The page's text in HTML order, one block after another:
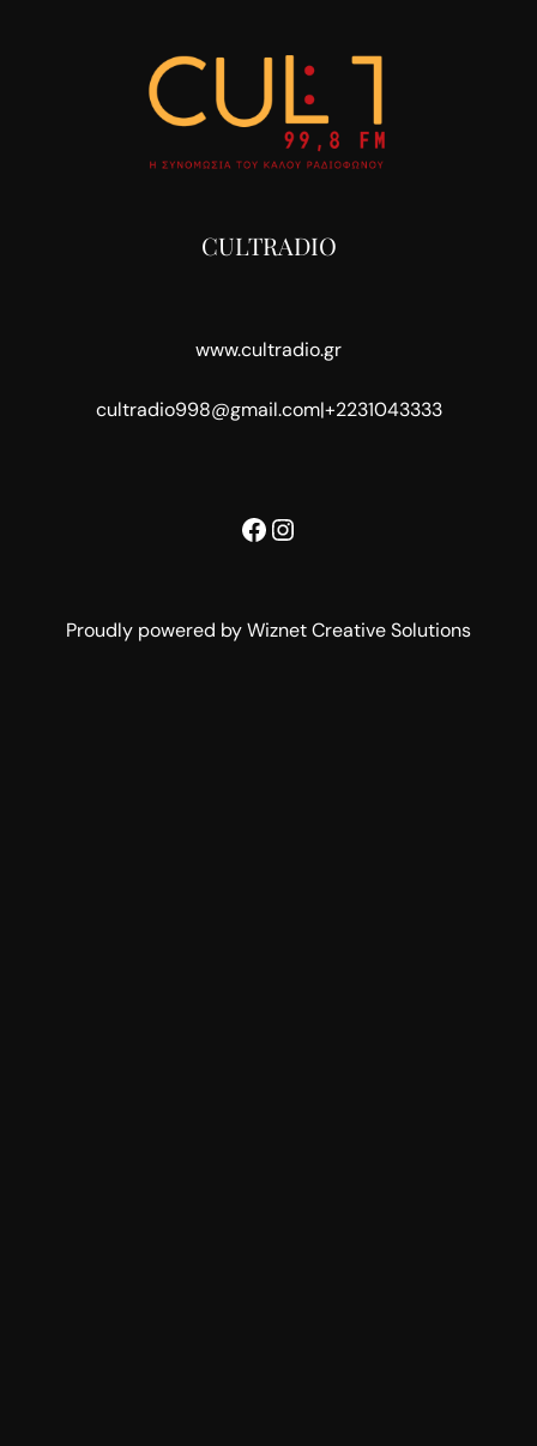
CULTRADIO
www.cultradio.gr
cultradio998@gmail.com|+2231043333
Facebook
Instagram
Proudly powered by Wiznet Creative Solutions